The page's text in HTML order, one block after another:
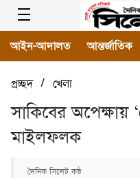
আইন-আদালত আন্তর্জাতিক
প্রচ্ছদ/ খেলা
সাকিবের অপেক্ষায়
মাইলফলক
দৈনিক সিলেট কন্ঠ